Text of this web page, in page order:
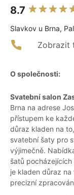
8.7
Slavkov u Brna,
Zobrazit
O společnosti:
Svatební salon
Brna na adrese
přístupem ke
důraz kladen na
svatební šaty pro
výjimečně.
šatů
je kladen důraz
precizní